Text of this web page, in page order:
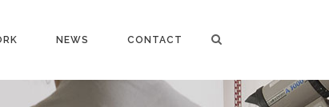
NEWS CONTACT